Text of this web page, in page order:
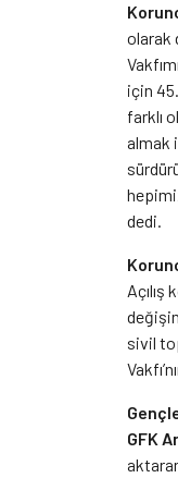
olarak
için
farklı
almak
dedi.
Açılış
sivil
GFK